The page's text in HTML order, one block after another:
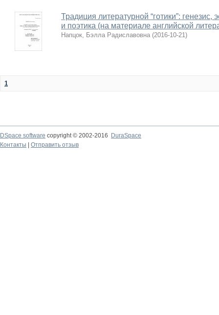
Традиция литературной “готики”: генезис,
и поэтика (на материале английской
Напцок, Бэлла Радиславовна (2016-10-21)
1
DSpace software copyright © 2002-2016
DuraSpace
Контакты
Отправить отзыв